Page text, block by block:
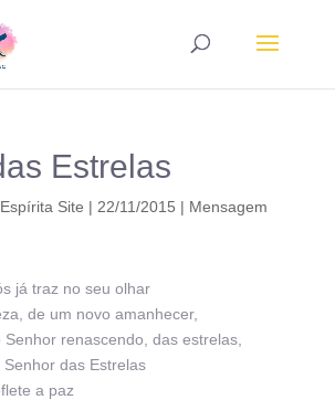
Estrelas
Site | 22/11/2015 | Mensagem
já traz no seu olhar
de um novo amanhecer,
Senhor renascendo, das estrelas,
das Estrelas
a paz